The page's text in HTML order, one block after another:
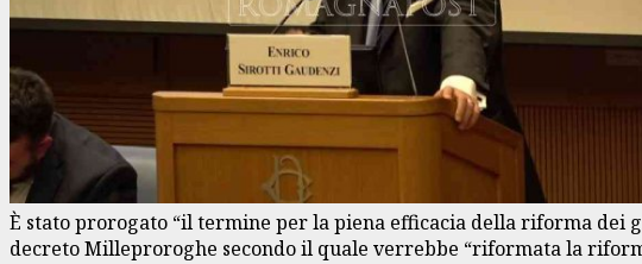
È stato prorogato “il termine per la piena efficacia della riforma
decreto Milleproroghe secondo il quale verrebbe “riformata la